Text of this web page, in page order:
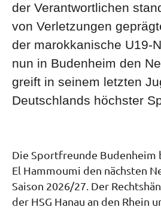
der Verantwortlichen
von Verletzungen
der marokkanische U19-
nun in Budenheim den
greift in seinem letzten
Deutschlands höchster
Die Sportfreunde Budenheim
El Hammoumi den nächsten
Saison 2026/27. Der
der HSG Hanau an den Rhein